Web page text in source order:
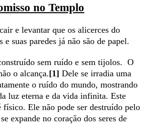
e levantar que os alicerces do
e suas paredes já não são de papel.
sem ruído e sem tijolos. O
o alcança.[1] Dele se irradia uma
o ruído do mundo, mostrando
luz eterna e da vida infinita. Este
Ele não pode ser destruído pelo
expande no coração dos seres de